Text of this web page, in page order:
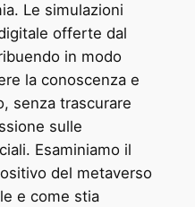
Le simulazioni
offerte dal
in modo
la conoscenza e
senza trascurare
sulle
Esaminiamo il
del metaverso
e come stia